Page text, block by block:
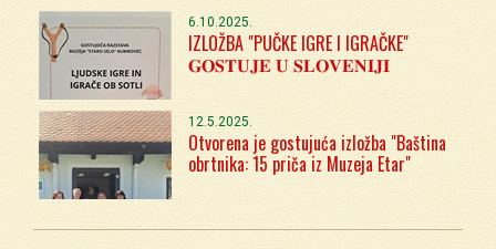
6.10.2025.
IZLOŽBA "PUČKE IGRE I IGRAČKE"
𝐆𝐎𝐒𝐓𝐔𝐉𝐄 𝐔 𝐒𝐋𝐎𝐕𝐄𝐍𝐈𝐉𝐈
12.5.2025.
Otvorena je gostujuća izložba "Baština
obrtnika: 15 priča iz Muzeja Etar"